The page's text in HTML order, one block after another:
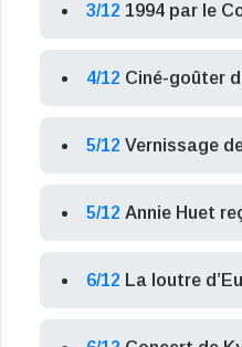
3/12 1994 par le
4/12 Ciné-goûter
5/12 Vernissage
5/12 Annie Huet
6/12 La loutre